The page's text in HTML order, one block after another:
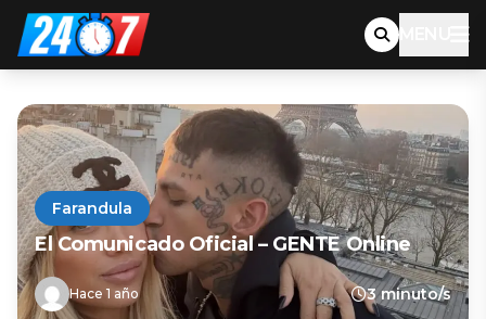
MENU
Farandula
El Comunicado Oficial – GENTE Online
Hace 1 año 3 minuto/s